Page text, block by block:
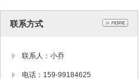
联系方式
联系人：小乔
电话：159-99184625